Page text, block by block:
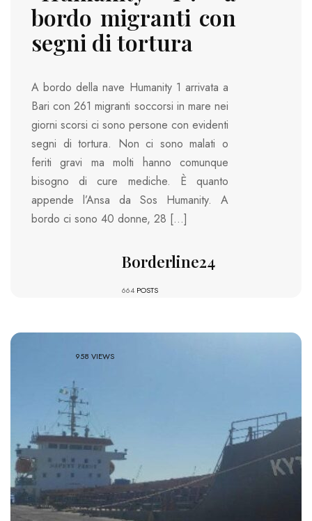
bordo migranti con
segni di tortura
A bordo della nave Humanity 1 arrivata a
Bari con 261 migranti soccorsi in mare nei
giorni scorsi ci sono persone con evidenti
segni di tortura. Non ci sono malati o
feriti gravi ma molti hanno comunque
bisogno di cure mediche. È quanto
appende l’Ansa da Sos Humanity. A
bordo ci sono 40 donne, 28 […]
Borderline24
664 POSTS
958 VIEWS